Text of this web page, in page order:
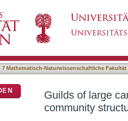
strategies
7 Mathematisch-Naturwissenschaftliche Fakultät
Guilds of large
community